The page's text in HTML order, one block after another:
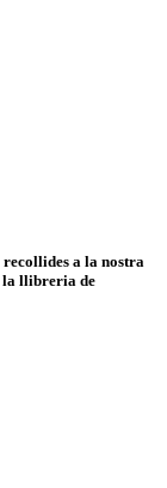
recollides a la nostra
la llibreria de